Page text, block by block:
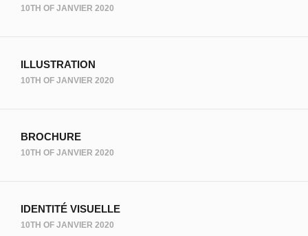
10TH OF JANVIER 2020
ILLUSTRATION
10TH OF JANVIER 2020
BROCHURE
10TH OF JANVIER 2020
IDENTITÉ VISUELLE
10TH OF JANVIER 2020